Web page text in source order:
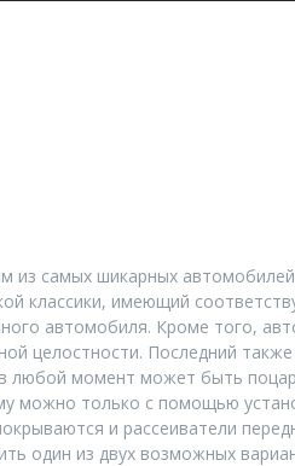
из самых шикарных
классики, имеющий
автомобиля. Кроме того,
целостности. Последний
момент может быть
можно только с помощью
и рассеиватели
один из двух возможных